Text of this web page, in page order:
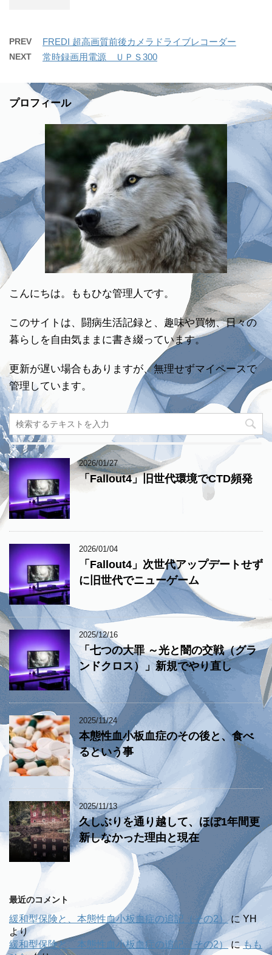
PREV FREDI 超高画質前後カメラドライブレコーダー
NEXT 常時録画用電源 ＵＰＳ300
プロフィール
こんにちは。ももひな管理人です。
このサイトは、闘病生活記録と、趣味や買物、日々の
暮らしを自由気ままに書き綴っています。
更新が遅い場合もありますが、無理せずマイペースで
管理しています。
2026/01/27
「Fallout4」旧世代環境でCTD頻発
2026/01/04
「Fallout4」次世代アップデートせず
に旧世代でニューゲーム
2025/12/16
「七つの大罪 ～光と闇の交戦（グラ
ンドクロス）」新規でやり直し
2025/11/24
本態性血小板血症のその後と、食べ
るという事
2025/11/13
久しぶりを通り越して、ほぼ1年間更
新しなかった理由と現在
最近のコメント
緩和型保険と、本態性血小板血症の追記（その2） に YH
より
緩和型保険と、本態性血小板血症の追記（その2）にもも